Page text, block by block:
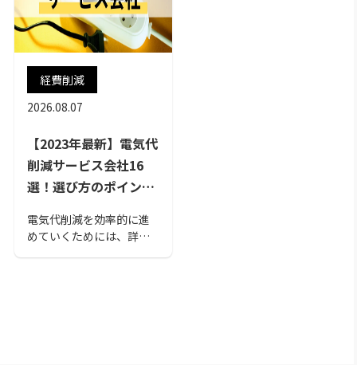
経費削減
2026.08.07
【2023年最新】電気代
削減サービス会社16
選！選び方のポイント
電気代削減を効率的に進
めていくためには、詳細